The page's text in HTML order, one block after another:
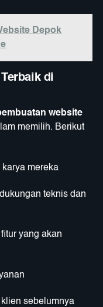
Depok
di
website
memilih. Berikut
mereka
teknis dan
yang akan
sebelumnya